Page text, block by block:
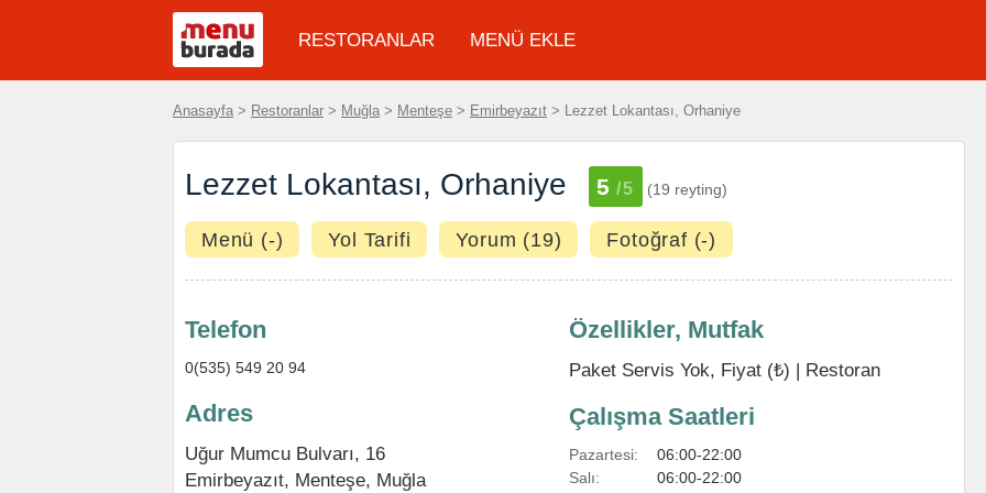
RESTORANLAR MENÜ EKLE
Anasayfa > Restoranlar > Muğla > Menteşe > Emirbeyazıt > Lezzet Lokantası, Orhaniye
Lezzet Lokantası, Orhaniye 5 /5 (19 reyting)
Menü (-) Yol Tarifi Yorum (19) Fotoğraf (-)
Telefon
0(535) 549 20 94
Adres
Uğur Mumcu Bulvarı, 16
Emirbeyazıt, Menteşe, Muğla
Özellikler, Mutfak
Paket Servis Yok, Fiyat (₺) | Restoran
Çalışma Saatleri
Pazartesi:
06:00-22:00
Salı:
06:00-22:00